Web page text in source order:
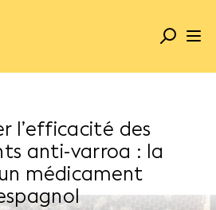
l’efficacité des
anti-varroa : la
médicament